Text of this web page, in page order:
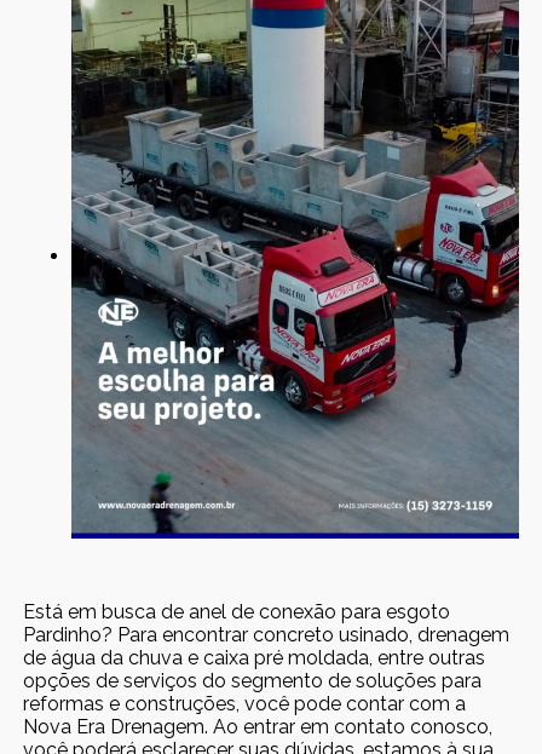
Está em busca de anel de conexão para esgoto
Pardinho? Para encontrar concreto usinado, drenagem
de água da chuva e caixa pré moldada, entre outras
opções de serviços do segmento de soluções para
reformas e construções, você pode contar com a
Nova Era Drenagem. Ao entrar em contato conosco,